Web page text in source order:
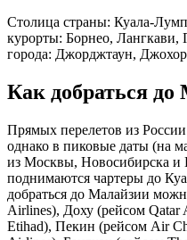
Столица страны: Куала-
курорты: Борнео,
города: Джорджтаун,
Как добраться
Прямых перелетов из
однако в пиковые даты (на
из Москвы, Новосибирска и
поднимаются чартеры до
добраться до Малайзии
Airlines), Доху (рейсом
Etihad), Пекин (рейсом Air